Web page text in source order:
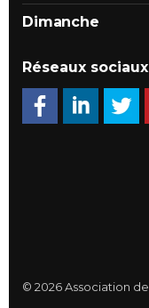
Dimanche
Réseaux sociaux
© 2026 Association